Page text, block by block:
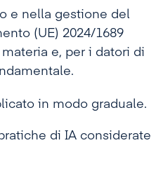
e nella gestione del
(UE) 2024/1689
e, per i datori di
in modo graduale.
di IA considerate